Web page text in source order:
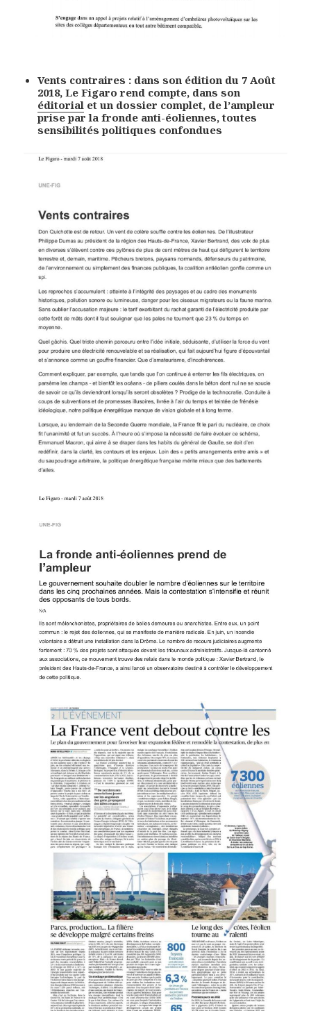
Vents contraires : dans son édition du 7 Août
2018, Le Figaro rend compte, dans son
éditorial et un dossier complet, de l’ampleur
prise par la fronde anti-éoliennes, toutes
sensibilités politiques confondues